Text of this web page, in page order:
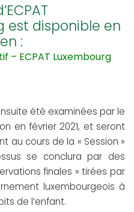
est disponible en
:
– ECPAT Luxembourg
été examinées par le
en février 2021, et seront
au cours de la « Session »
se conclura par des
finales » tirées par
luxembourgeois à
de l’enfant.